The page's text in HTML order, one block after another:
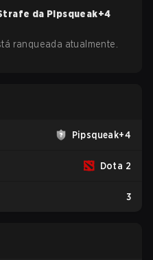
da Pipsqueak+4
ranqueada atualmente.
Pipsqueak+4
Dota 2
3